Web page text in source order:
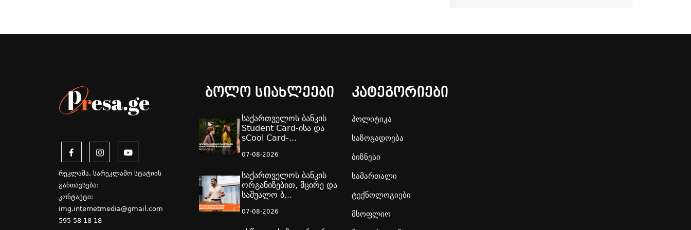
რეკლამა, სარეკლამო სტატიის
განთავსება:
კონტაქტი:
img.internetmedia@gmail.com
595 58 18 18
ბოლო სიახლეები
საქართველოს ბანკის
Student Card-ისა და
sCool Card-...
07-08-2026
საქართველოს ბანკის
ორგანიზებით, მცირე და
საშუალო ბ...
07-08-2026
კატეგორიები
პოლიტიკა
საზოგადოება
ბიზნესი
სამართალი
ტექნოლოგიები
მსოფლიო